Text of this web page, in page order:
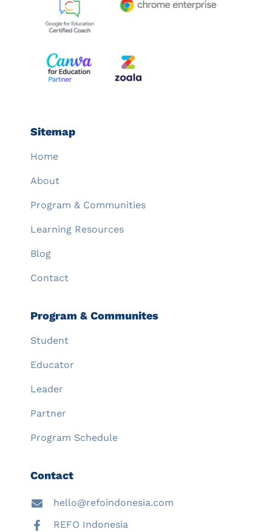
Sitemap
Home
About
Program & Communities
Learning Resources
Blog
Contact
Program & Communites
Student
Educator
Leader
Partner
Program Schedule
Contact
hello@refoindonesia.com
REFO Indonesia